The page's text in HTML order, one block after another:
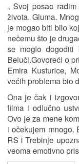
„ Svoj posao
života. Gluma.
je mogao biti bilo
nečemu što je
se moglo
Beluči.Govoreći o
Emira Kusturice,
većih problema bio
Ona je čak i
filma i odlučno
Ovo je za mene
i očekujem mnogo.
RS i Trebinje
veoma emotivno